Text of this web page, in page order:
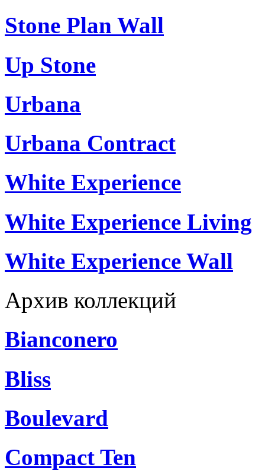
Stone Plan Wall
Up Stone
Urbana
Urbana Contract
White Experience
White Experience Living
White Experience Wall
Архив коллекций
Bianconero
Bliss
Boulevard
Compact Ten